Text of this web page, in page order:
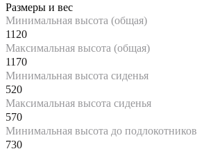
Размеры и вес
Минимальная высота (общая)
1120
Максимальная высота (общая)
1170
Минимальная высота сиденья
520
Максимальная высота сиденья
570
Минимальная высота до подлокотников
730